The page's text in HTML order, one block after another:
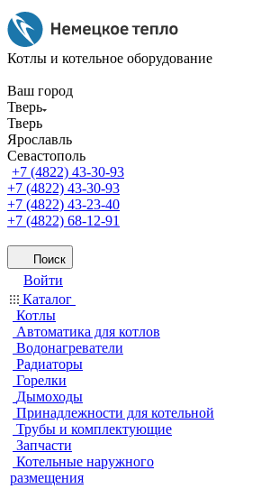
Котлы и котельное оборудование
Ваш город
Тверь
Тверь
Ярославль
Севастополь
+7 (4822) 43-30-93
+7 (4822) 43-30-93
+7 (4822) 43-23-40
+7 (4822) 68-12-91
Поиск
Войти
Каталог
Котлы
Автоматика для котлов
Водонагреватели
Радиаторы
Горелки
Дымоходы
Принадлежности для котельной
Трубы и комплектующие
Запчасти
Котельные наружного
размещения